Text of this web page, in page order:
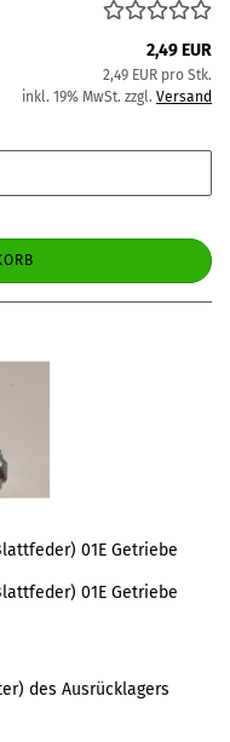
2,49 EUR
2,49 EUR pro Stk.
inkl. 19% MwSt. zzgl. Versand
01E Getriebe
01E Getriebe
des Ausrücklagers